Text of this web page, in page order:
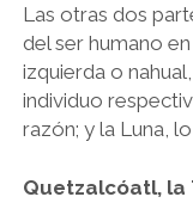
Las otras dos
del ser humano
izquierda o
individuo
razón; y la Luna,
Quetzalcóatl, la